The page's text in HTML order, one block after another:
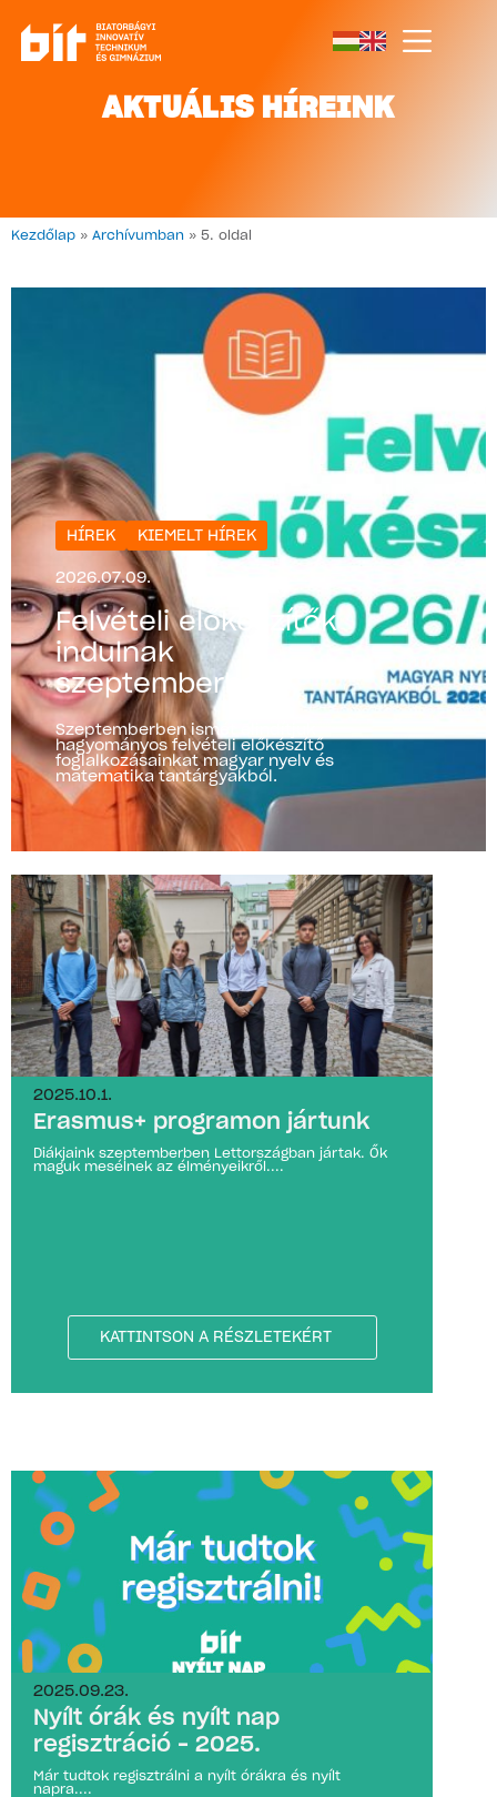
AKTUÁLIS HÍREINK
Kezdőlap » Archívumban » 5. oldal
HÍREK KIEMELT HÍREK
2026.07.09.
Felvételi előkészítők
indulnak
szeptemberben!
Szeptemberben ismét elindítjuk
hagyományos felvételi előkészítő
foglalkozásainkat magyar nyelv és
matematika tantárgyakból.
2025.10.1.
Erasmus+ programon jártunk
Diákjaink szeptemberben Lettországban jártak. Ők
maguk mesélnek az élményeikről....
KATTINTSON A RÉSZLETEKÉRT
2025.09.23.
Nyílt órák és nyílt nap
regisztráció – 2025.
Már tudtok regisztrálni a nyílt órákra és nyílt
napra....